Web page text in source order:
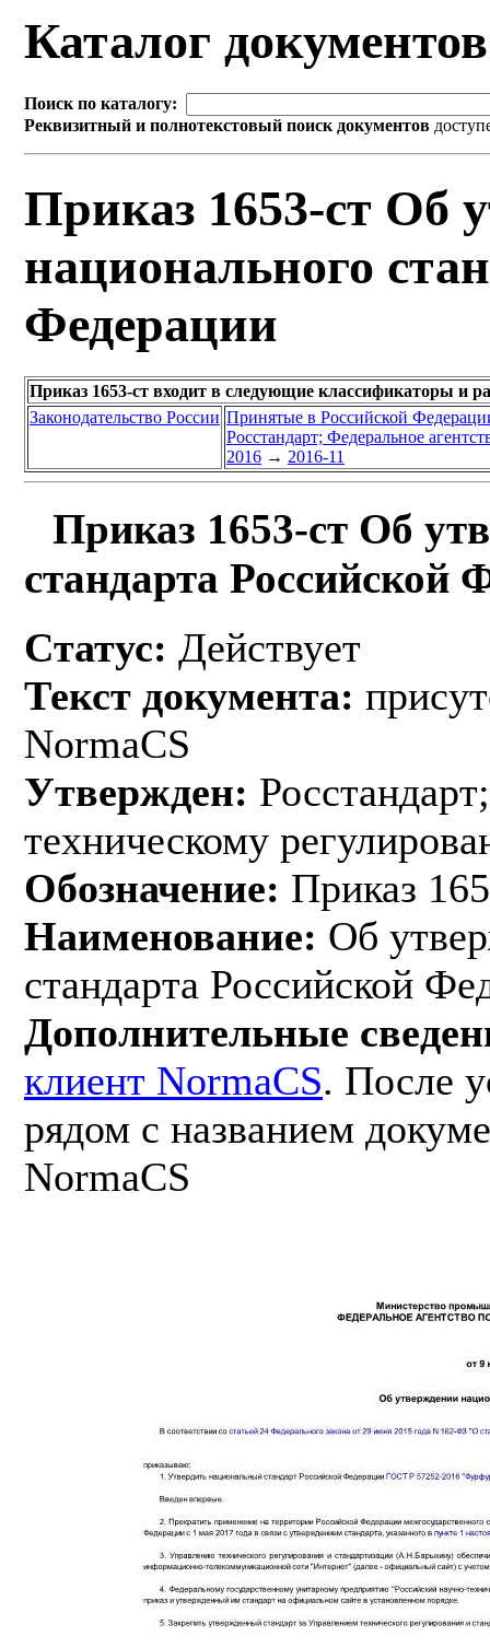
Каталог
Поиск по каталогу:
Реквизитный и полнотекстовый поиск документов
Приказ 1653-ст Об
национального
Федерации
Приказ 1653-ст входит в следующие классификаторы и
Законодательство России Принятые в Российской
Росстандарт; Федеральное
2016 → 2016-11
Приказ 1653-ст Об
стандарта Российской
Статус: Действует
Текст документа:
NormaCS
Утвержден:
техническому
Обозначение: Приказ
Наименование: Об
стандарта Российской
Дополнительные
клиент NormaCS. После
рядом с названием
NormaCS